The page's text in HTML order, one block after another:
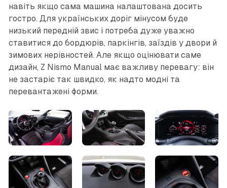
навіть якщо сама машина налаштована досить
гостро. Для українських доріг мінусом буде
низький передній звис і потреба дуже уважно
ставитися до бордюрів, паркінгів, заїздів у двори й
зимових нерівностей. Але якщо оцінювати саме
дизайн, Z Nismo Manual має важливу перевагу: він
не застаріє так швидко, як надто модні та
перевантажені форми.